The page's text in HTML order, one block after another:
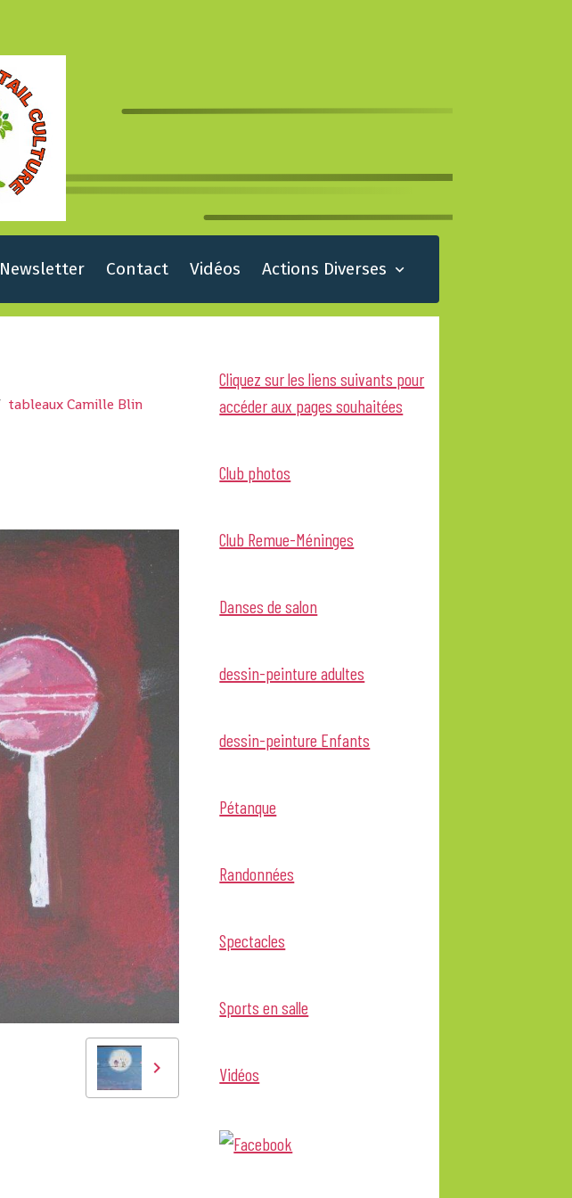
Newsletter Contact Vidéos Actions Diverses
tableaux Camille Blin
Cliquez sur les liens suivants pour
accéder aux pages souhaitées
Club photos
Club Remue-Méninges
Danses de salon
dessin-peinture adultes
dessin-peinture Enfants
Pétanque
Randonnées
Spectacles
Sports en salle
Vidéos